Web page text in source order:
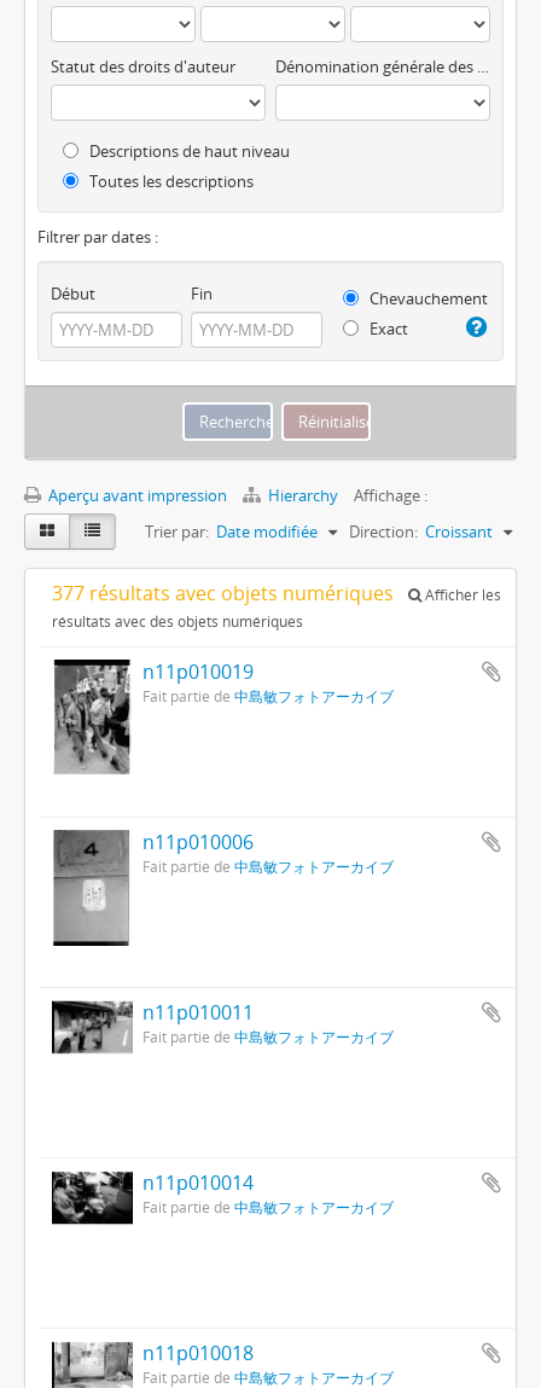
Statut des droits d'auteur Dénomination générale des documents
Descriptions de haut niveau
Toutes les descriptions
Filtrer par dates :
Début Fin
Chevauchement
Exact
Aperçu avant impression Hierarchy
Affichage :
Trier par: Date modifiée Direction: Croissant
377 résultats avec objets numériques
Afficher les
résultats avec des objets numériques
n11p010019
Fait partie de 中島敏フォトアーカイブ
n11p010006
Fait partie de 中島敏フォトアーカイブ
n11p010011
Fait partie de 中島敏フォトアーカイブ
n11p010014
Fait partie de 中島敏フォトアーカイブ
n11p010018
Fait partie de 中島敏フォトアーカイブ